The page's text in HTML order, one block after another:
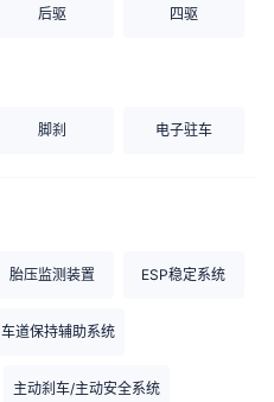
后驱 四驱
脚刹 电子驻车
胎压监测装置 ESP稳定系统
车道保持辅助系统
主动刹车/主动安全系统